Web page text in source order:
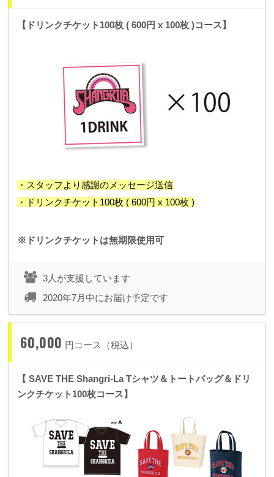
【ドリンクチケット100枚 ( 600円 x 100枚 )コース】
・スタッフより感謝のメッセージ送信
・ドリンクチケット100枚 ( 600円 x 100枚 )
※ドリンクチケットは無期限使用可
3人が支援しています
2020年7月中にお届け予定です
60,000 円コース（税込）
【 SAVE THE Shangri-La Tシャツ＆トートバッグ＆ドリ
ンクチケット100枚コース】